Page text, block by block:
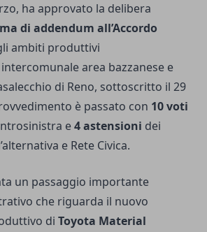
ha approvato la delibera
di addendum all’Accordo
ambiti produttivi
intercomunale area bazzanese e
di Reno, sottoscritto il 29
è passato con 10 voti
e4 astensioni dei
e Rete Civica.
un passaggio importante
che riguarda il nuovo
di Toyota Material